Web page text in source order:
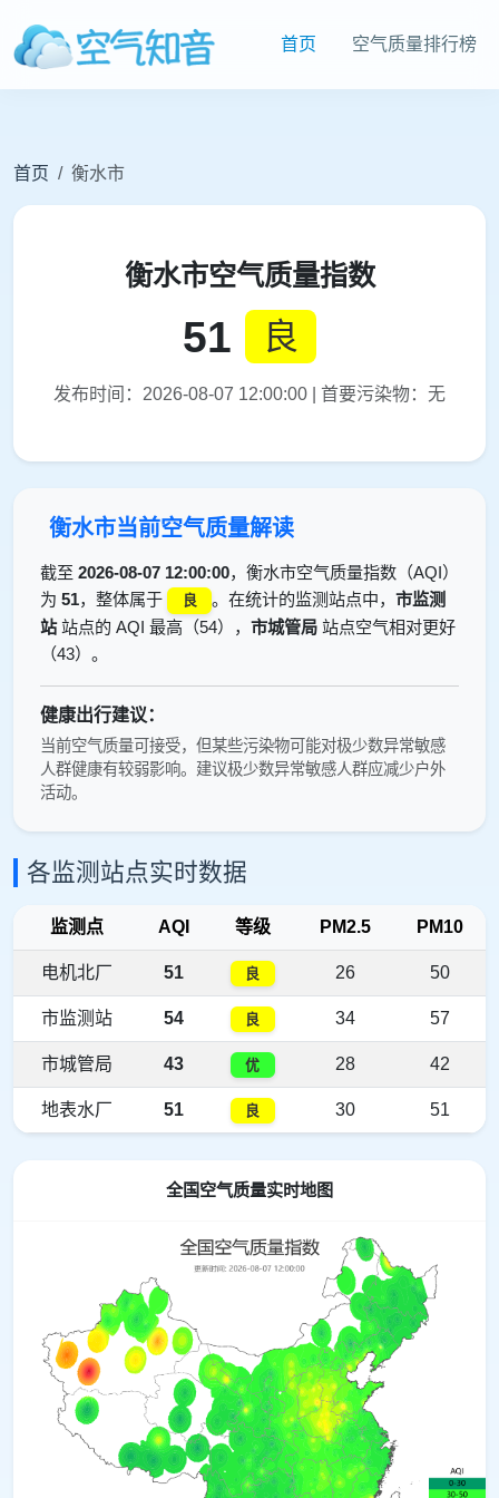
首页 空气质量排行榜
首页 衡水市
衡水市空气质量指数
51 良
发布时间：2026-08-07 12:00:00 | 首要污染物：无
衡水市当前空气质量解读
截至 2026-08-07 12:00:00，衡水市空气质量指数（AQI）
为 51，整体属于 良 。在统计的监测站点中， 市监测
站站点的 AQI 最高（54）， 市城管局 站点空气相对更好
（43）。
健康出行建议：
当前空气质量可接受，但某些污染物可能对极少数异常敏感
人群健康有较弱影响。建议极少数异常敏感人群应减少户外
活动。
各监测站点实时数据
监测点 AQI 等级 PM2.5 PM10
电机北厂 51 良 26 50
市监测站 54 良 34 57
市城管局 43 优 28 42
地表水厂 51 良 30 51
全国空气质量实时地图